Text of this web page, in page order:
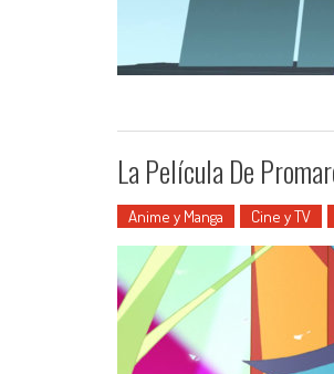
La Película De
Anime y Manga Cine y TV